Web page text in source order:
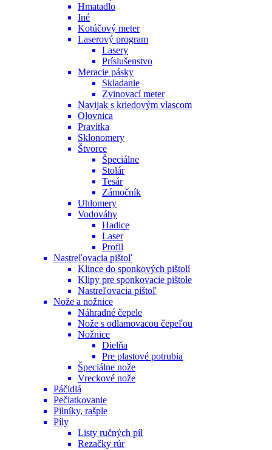
Hmatadlo
Iné
Kotúčový meter
Laserový program
Lasery
Príslušenstvo
Meracie pásky
Skladanie
Zvinovací meter
Navijak s kriedovým vlascom
Olovnica
Pravítka
Sklonomery
Štvorce
Špeciálne
Stolár
Tesár
Zámočník
Uhlomery
Vodováhy
Hadice
Laser
Profil
Nastreľovacia pištoľ
Klince do sponkových pištolí
Klipy pre sponkovacie pištole
Nastreľovacia pištoľ
Nože a nožnice
Náhradné čepele
Nože s odlamovacou čepeľou
Nožnice
Dielňa
Pre plastové potrubia
Špeciálne nože
Vreckové nože
Páčidlá
Pečiatkovanie
Pilníky, rašple
Píly
Listy ručných píl
Rezačky rúr